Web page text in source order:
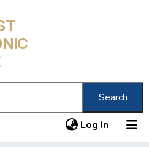
Search
Log In (current)